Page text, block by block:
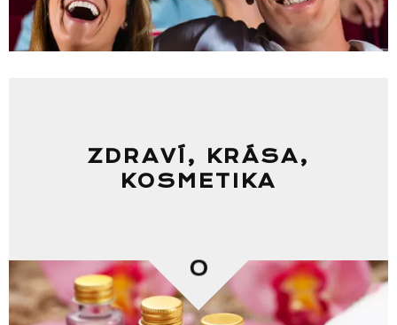
ZDRAVÍ, KRÁSA,
KOSMETIKA
0